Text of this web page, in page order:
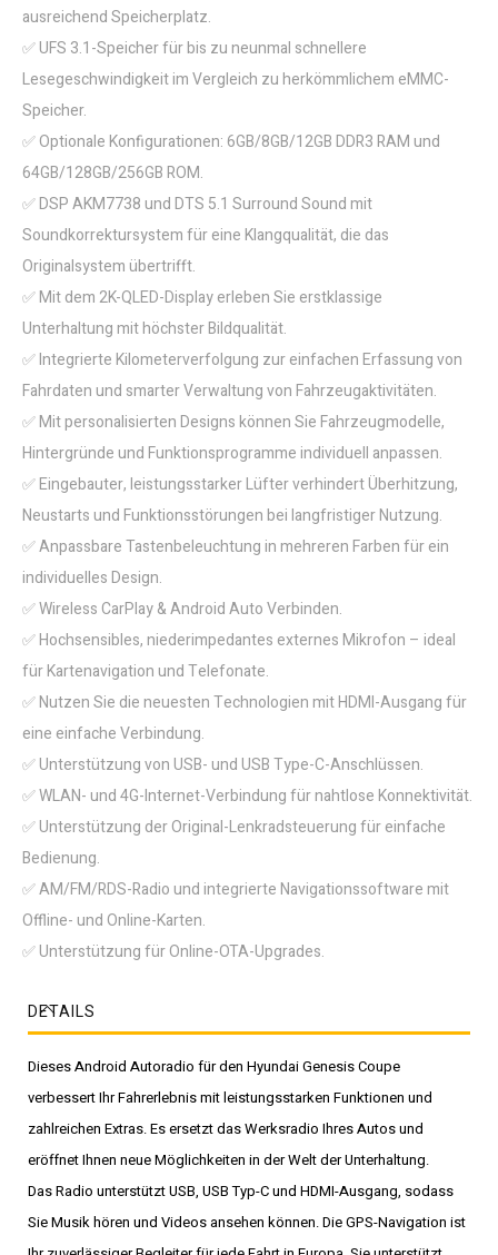
ausreichend Speicherplatz.
✅ UFS 3.1-Speicher für bis zu neunmal schnellere
Lesegeschwindigkeit im Vergleich zu herkömmlichem eMMC-
Speicher.
✅ Optionale Konfigurationen: 6GB/8GB/12GB DDR3 RAM und
64GB/128GB/256GB ROM.
✅ DSP AKM7738 und DTS 5.1 Surround Sound mit
Soundkorrektursystem für eine Klangqualität, die das
Originalsystem übertrifft.
✅ Mit dem 2K-QLED-Display erleben Sie erstklassige
Unterhaltung mit höchster Bildqualität.
✅ Integrierte Kilometerverfolgung zur einfachen Erfassung von
Fahrdaten und smarter Verwaltung von Fahrzeugaktivitäten.
✅ Mit personalisierten Designs können Sie Fahrzeugmodelle,
Hintergründe und Funktionsprogramme individuell anpassen.
✅ Eingebauter, leistungsstarker Lüfter verhindert Überhitzung,
Neustarts und Funktionsstörungen bei langfristiger Nutzung.
✅ Anpassbare Tastenbeleuchtung in mehreren Farben für ein
individuelles Design.
✅ Wireless CarPlay & Android Auto Verbinden.
✅ Hochsensibles, niederimpedantes externes Mikrofon – ideal
für Kartenavigation und Telefonate.
✅ Nutzen Sie die neuesten Technologien mit HDMI-Ausgang für
eine einfache Verbindung.
✅ Unterstützung von USB- und USB Type-C-Anschlüssen.
✅ WLAN- und 4G-Internet-Verbindung für nahtlose Konnektivität.
✅ Unterstützung der Original-Lenkradsteuerung für einfache
Bedienung.
✅ AM/FM/RDS-Radio und integrierte Navigationssoftware mit
Offline- und Online-Karten.
✅ Unterstützung für Online-OTA-Upgrades.
DETAILS
Dieses Android Autoradio für den Hyundai Genesis Coupe
verbessert Ihr Fahrerlebnis mit leistungsstarken Funktionen und
zahlreichen Extras. Es ersetzt das Werksradio Ihres Autos und
eröffnet Ihnen neue Möglichkeiten in der Welt der Unterhaltung.
Das Radio unterstützt USB, USB Typ-C und HDMI-Ausgang, sodass
Sie Musik hören und Videos ansehen können. Die GPS-Navigation ist